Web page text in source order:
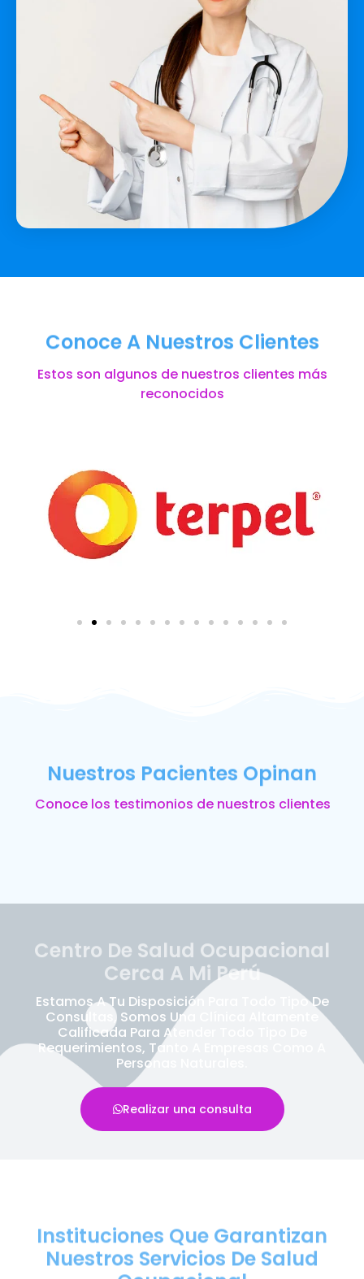
Conoce A Nuestros Clientes
Estos son algunos de nuestros clientes más
reconocidos
Nuestros Pacientes Opinan
Conoce los testimonios de nuestros clientes
Centro De Salud Ocupacional
Cerca A Mi Perú
Estamos A Tu Disposición Para Todo Tipo De
Consultas, Somos Una Clínica Altamente
Calificada Para Atender Todo Tipo De
Requerimientos, Tanto A Empresas Como A
Personas Naturales.
Realizar una consulta
Instituciones Que Garantizan
Nuestros Servicios De Salud